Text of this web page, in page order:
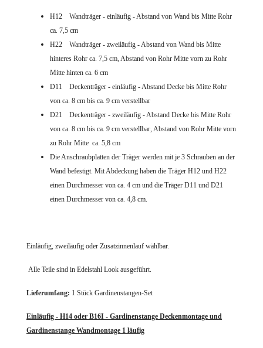
H12 Wandträger - einläufig - Abstand von Wand bis Mitte Rohr
ca. 7,5 cm
H22 Wandträger - zweiläufig - Abstand von Wand bis Mitte
hinteres Rohr ca. 7,5 cm, Abstand von Rohr Mitte vorn zu Rohr
Mitte hinten ca. 6 cm
D11 Deckenträger - einläufig - Abstand Decke bis Mitte Rohr
von ca. 8 cm bis ca. 9 cm verstellbar
D21 Deckenträger - zweiläufig - Abstand Decke bis Mitte Rohr
von ca. 8 cm bis ca. 9 cm verstellbar, Abstand von Rohr Mitte vorn
zu Rohr Mitte ca. 5,8 cm
Die Anschraubplatten der Träger werden mit je 3 Schrauben an der
Wand befestigt. Mit Abdeckung haben die Träger H12 und H22
einen Durchmesser von ca. 4 cm und die Träger D11 und D21
einen Durchmesser von ca. 4,8 cm.
Einläufig, zweiläufig oder Zusatzinnenlauf wählbar.
Alle Teile sind in Edelstahl Look ausgeführt.
Lieferumfang: 1 Stück Gardinenstangen-Set
Einläufig - H14 oder B16I - Gardinenstange Deckenmontage und
Gardinenstange Wandmontage 1 läufig